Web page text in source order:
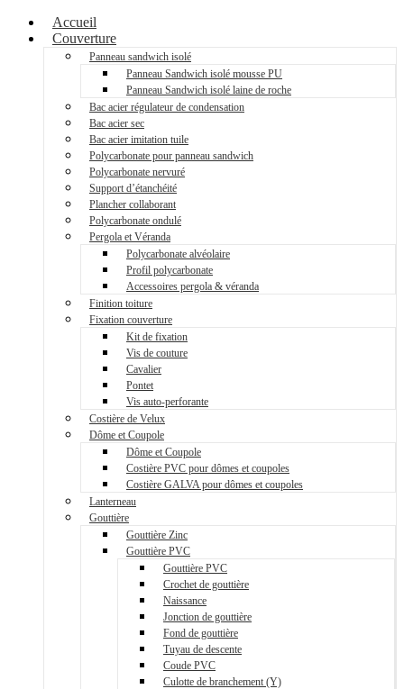
Accueil
Couverture
Panneau sandwich isolé
Panneau Sandwich isolé mousse PU
Panneau Sandwich isolé laine de roche
Bac acier régulateur de condensation
Bac acier sec
Bac acier imitation tuile
Polycarbonate pour panneau sandwich
Polycarbonate nervuré
Support d’étanchéité
Plancher collaborant
Polycarbonate ondulé
Pergola et Véranda
Polycarbonate alvéolaire
Profil polycarbonate
Accessoires pergola & véranda
Finition toiture
Fixation couverture
Kit de fixation
Vis de couture
Cavalier
Pontet
Vis auto-perforante
Costière de Velux
Dôme et Coupole
Dôme et Coupole
Costière PVC pour dômes et coupoles
Costière GALVA pour dômes et coupoles
Lanterneau
Gouttière
Gouttière Zinc
Gouttière PVC
Gouttière PVC
Crochet de gouttière
Naissance
Jonction de gouttière
Fond de gouttière
Tuyau de descente
Coude PVC
Culotte de branchement (Y)